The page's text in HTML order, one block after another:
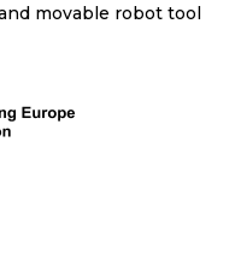
movable robot tool